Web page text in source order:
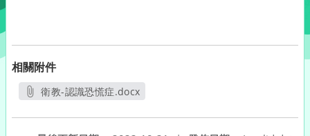
相關附件
衛教-認識恐慌症.docx